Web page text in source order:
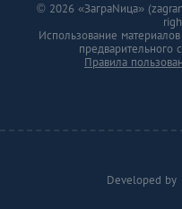
Developed by
© 2026 «ЗаграNица»
Использование
предварительного
Правила